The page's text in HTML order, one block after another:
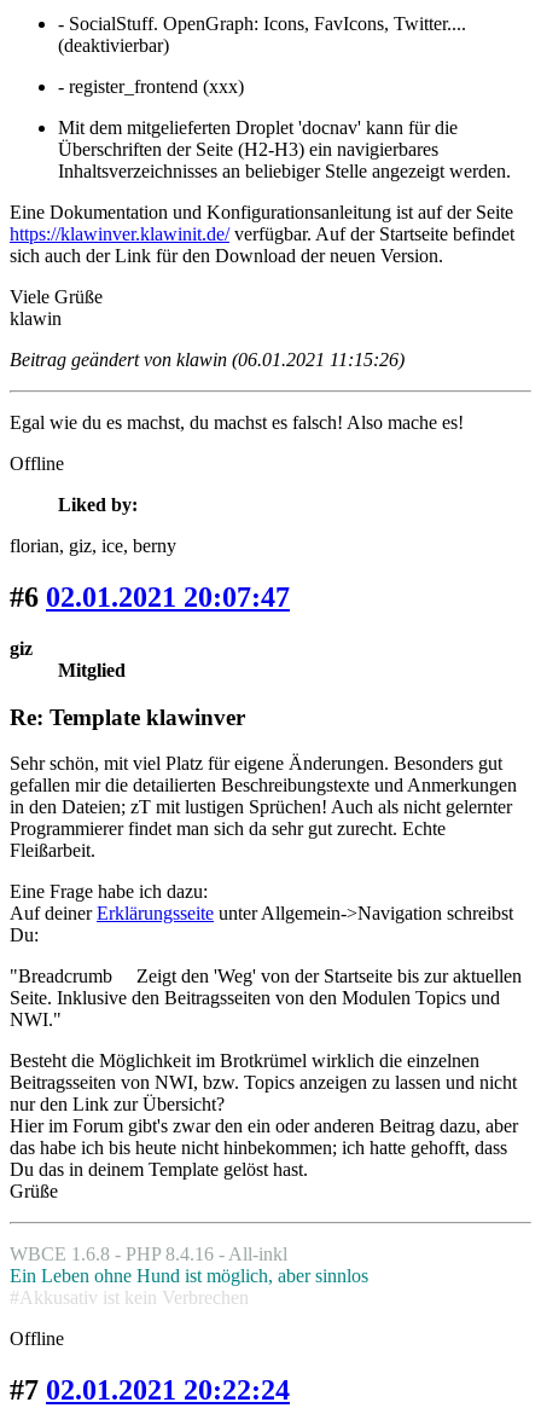
- SocialStuff. OpenGraph: Icons, FavIcons, Twitter....
(deaktivierbar)
- register_frontend (xxx)
Mit dem mitgelieferten Droplet 'docnav' kann für die
Überschriften der Seite (H2-H3) ein navigierbares
Inhaltsverzeichnisses an beliebiger Stelle angezeigt werden.
Eine Dokumentation und Konfigurationsanleitung ist auf der Seite
https://klawinver.klawinit.de/verfügbar. Auf der Startseite befindet
sich auch der Link für den Download der neuen Version.
Viele Grüße
klawin
Beitrag geändert von klawin (06.01.2021 11:15:26)
Egal wie du es machst, du machst es falsch! Also mache es!
Offline
Liked by:
florian, giz, ice, berny
#6 02.01.2021 20:07:47
giz
Mitglied
Re: Template klawinver
Sehr schön, mit viel Platz für eigene Änderungen. Besonders gut
gefallen mir die detailierten Beschreibungstexte und Anmerkungen
in den Dateien; zT mit lustigen Sprüchen! Auch als nicht gelernter
Programmierer findet man sich da sehr gut zurecht. Echte
Fleißarbeit.
Eine Frage habe ich dazu:
Auf deinerErklärungsseite unter Allgemein->Navigation schreibst
Du:
"Breadcrumb Zeigt den 'Weg' von der Startseite bis zur aktuellen
Seite. Inklusive den Beitragsseiten von den Modulen Topics und
NWI."
Besteht die Möglichkeit im Brotkrümel wirklich die einzelnen
Beitragsseiten von NWI, bzw. Topics anzeigen zu lassen und nicht
nur den Link zur Übersicht?
Hier im Forum gibt's zwar den ein oder anderen Beitrag dazu, aber
das habe ich bis heute nicht hinbekommen; ich hatte gehofft, dass
Du das in deinem Template gelöst hast.
Grüße
WBCE 1.6.8 - PHP 8.4.16 - All-inkl
Ein Leben ohne Hund ist möglich, aber sinnlos
#Akkusativ ist kein Verbrechen
Offline
#7 02.01.2021 20:22:24